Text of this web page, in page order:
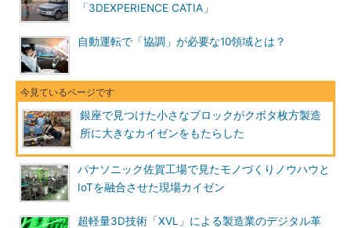
「3DEXPERIENCE CATIA」
自動運転で「協調」が必要な10領域とは？
銀座で見つけた小さなブロックがクボタ枚方製造
所に大きなカイゼンをもたらした
パナソニック佐賀工場で見たモノづくりノウハウと
IoTを融合させた現場カイゼン
超軽量3D技術「XVL」による製造業のデジタル革